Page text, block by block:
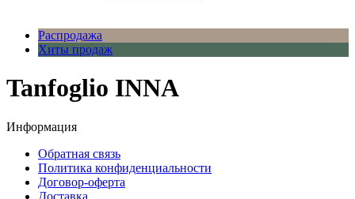
Распродажа
Хиты продаж
Tanfoglio INNA
Информация
Обратная связь
Политика конфиденциальности
Договор-оферта
Доставка